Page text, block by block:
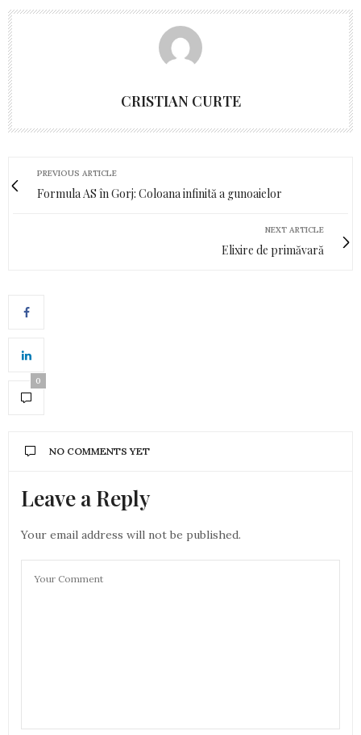
CRISTIAN CURTE
PREVIOUS ARTICLE
Formula AS în Gorj: Coloana infinită a gunoaielor
NEXT ARTICLE
Elixire de primăvară
0
NO COMMENTS YET
Leave a Reply
Your email address will not be published.